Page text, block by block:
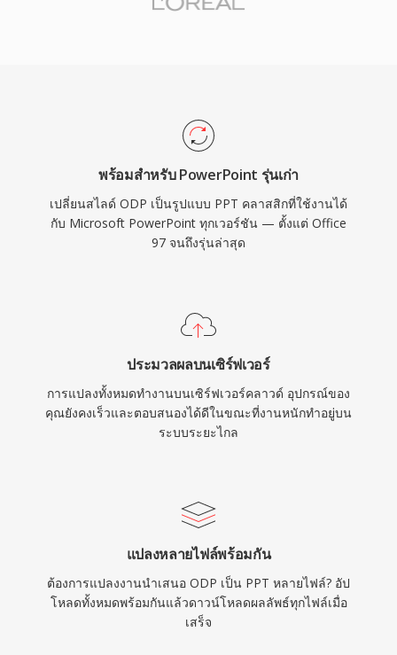
พร้อมสำหรับ PowerPoint รุ่นเก่า
เปลี่ยนสไลด์ ODP เป็นรูปแบบ PPT คลาสสิกที่ใช้งานได้
กับ Microsoft PowerPoint ทุกเวอร์ชัน — ตั้งแต่ Office
97 จนถึงรุ่นล่าสุด
ประมวลผลบนเซิร์ฟเวอร์
การแปลงทั้งหมดทำงานบนเซิร์ฟเวอร์คลาวด์ อุปกรณ์ของ
คุณยังคงเร็วและตอบสนองได้ดีในขณะที่งานหนักทำอยู่บน
ระบบระยะไกล
แปลงหลายไฟล์พร้อมกัน
ต้องการแปลงงานนำเสนอ ODP เป็น PPT หลายไฟล์? อัป
โหลดทั้งหมดพร้อมกันแล้วดาวน์โหลดผลลัพธ์ทุกไฟล์เมื่อ
เสร็จ